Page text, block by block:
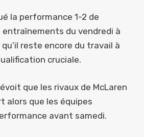
la performance 1-2 de
entraînements du vendredi à
reste encore du travail à
cruciale.
que les rivaux de McLaren
alors que les équipes
avant samedi.